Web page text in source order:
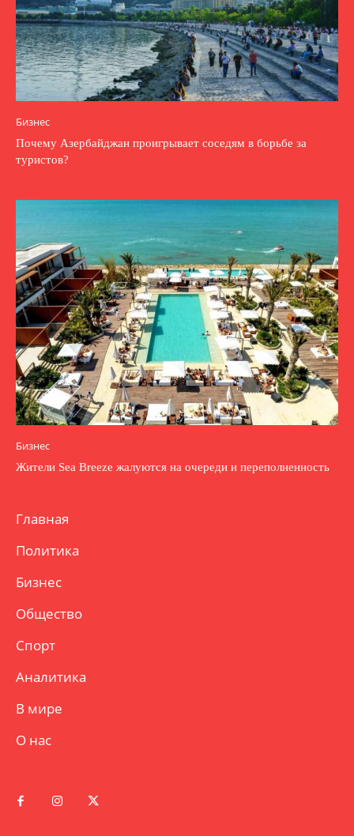
Бизнес
Почему Азербайджан проигрывает соседям в борьбе за
туристов?
Бизнес
Жители Sea Breeze жалуются на очереди и переполненность
Главная
Политика
Бизнес
Общество
Спорт
Аналитика
В мире
О нас